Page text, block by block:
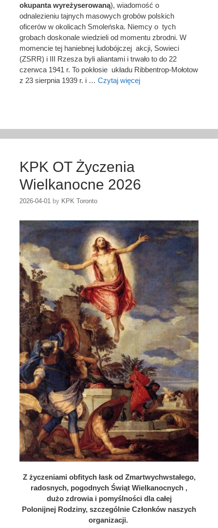
okupanta wyreżyserowaną), wiadomość o
odnalezieniu tajnych masowych grobów polskich
oficerów w okolicach Smoleńska. Niemcy o tych
grobach doskonale wiedzieli od momentu zbrodni. W
momencie tej haniebnej ludobójczej akcji, Sowieci
(ZSRR) i III Rzesza byli aliantami i trwało to do 22
czerwca 1941 r. To pokłosie układu Ribbentrop-Mołotow
z 23 sierpnia 1939 r. i … Czytaj więcej
KPK OT Życzenia
Wielkanocne 2026
2026-04-01 by KPK Toronto
Z życzeniami obfitych łask od Zmartwychwstałego,
radosnych, pogodnych Świąt Wielkanocnych ,
dużo zdrowia i pomyślności dla całej
Polonijnej Rodziny, szczególnie Członków naszych
organizacji.